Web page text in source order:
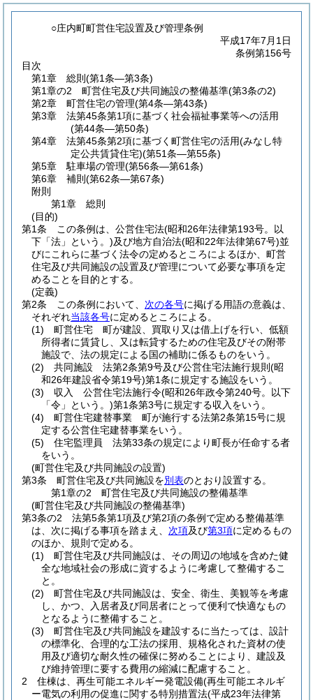
○庄内町町営住宅設置及び管理条例
平成17年7月1日
条例第156号
目次
第1章
総則 (第1条―第3条)
第1章の2
町営住宅及び共同施設の整備基準(第3条の2)
第2章
町営住宅の管理(第4条―第43条)
第3章
法第45条第1項に基づく社会福祉事業等への活用
(第44条―第50条)
第4章
法第45条第2項に基づく町営住宅の活用(みなし特
定公共賃貸住宅)(第51条―第55条)
第5章
駐車場の管理(第56条―第61条)
第6章
補則 (第62条―第67条)
附則
第1章
総則
(目的)
第1条
この条例は、公営住宅法(昭和26年法律第193号。以
下「法」という。)及び地方自治法(昭和22年法律第67号)並
びにこれらに基づく法令の定めるところによるほか、町営
住宅及び共同施設の設置及び管理について必要な事項を定
めることを目的とする。
(定義)
第2条
この条例において、 次の各号に掲げる用語の意義は、
それぞれ当該各号に定めるところによる。
(1)
町営住宅 町が建設、買取り又は借上げを行い、低額
所得者に賃貸し、又は転貸するための住宅及びその附帯
施設で、法の規定による国の補助に係るものをいう。
(2)
共同施設 法第2条第9号及び公営住宅法施行規則 (昭
和26年建設省令第19号)第1条に規定する施設をいう。
(3)
収入 公営住宅法施行令(昭和26年政令第240号。以下
「令」という。)第1条第3号に規定する収入をいう。
(4)
町営住宅建替事業 町が施行する法第2条第15号に規
定する公営住宅建替事業をいう。
(5)
住宅監理員 法第33条の規定により町長が任命する者
をいう。
(町営住宅及び共同施設の設置)
第3条
町営住宅及び共同施設を別表のとおり設置する。
第1章の2
町営住宅及び共同施設の整備基準
(町営住宅及び共同施設の整備基準)
第3条の2
法第5条第1項及び第2項の条例で定める整備基準
は、次に掲げる事項を踏まえ、 次項及び第3項に定めるもの
のほか、規則で定める。
(1)
町営住宅及び共同施設は、その周辺の地域を含めた健
全な地域社会の形成に資するように考慮して整備するこ
と。
(2)
町営住宅及び共同施設は、安全、衛生、美観等を考慮
し、かつ、入居者及び同居者にとって便利で快適なもの
となるように整備すること。
(3)
町営住宅及び共同施設を建設するに当たっては、設計
の標準化、合理的な工法の採用、規格化された資材の使
用及び適切な耐久性の確保に努めることにより、建設及
び維持管理に要する費用の縮減に配慮すること。
2
住棟は、再生可能エネルギー発電設備(再生可能エネルギ
ー電気の利用の促進に関する特別措置法(平成23年法律第